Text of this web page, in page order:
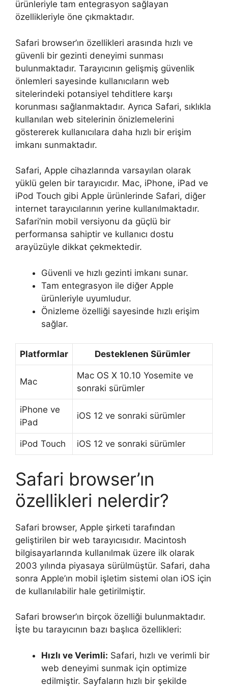
ürünleriyle tam entegrasyon sağlayan
özellikleriyle öne çıkmaktadır.
Safari browser’ın özellikleri arasında hızlı ve
güvenli bir gezinti deneyimi sunması
bulunmaktadır. Tarayıcının gelişmiş güvenlik
önlemleri sayesinde kullanıcıların web
sitelerindeki potansiyel tehditlere karşı
korunması sağlanmaktadır. Ayrıca Safari, sıklıkla
kullanılan web sitelerinin önizlemelerini
göstererek kullanıcılara daha hızlı bir erişim
imkanı sunmaktadır.
Safari, Apple cihazlarında varsayılan olarak
yüklü gelen bir tarayıcıdır. Mac, iPhone, iPad ve
iPod Touch gibi Apple ürünlerinde Safari, diğer
internet tarayıcılarının yerine kullanılmaktadır.
Safari’nin mobil versiyonu da güçlü bir
performansa sahiptir ve kullanıcı dostu
arayüzüyle dikkat çekmektedir.
Güvenli ve hızlı gezinti imkanı sunar.
Tam entegrasyon ile diğer Apple
ürünleriyle uyumludur.
Önizleme özelliği sayesinde hızlı erişim
sağlar.
Platformlar Desteklenen Sürümler
Mac
Mac OS X 10.10 Yosemite ve
sonraki sürümler
iPhone ve
iPad
iOS 12 ve sonraki sürümler
iPod Touch iOS 12 ve sonraki sürümler
Safari browser’ın
özellikleri nelerdir?
Safari browser, Apple şirketi tarafından
geliştirilen bir web tarayıcısıdır. Macintosh
bilgisayarlarında kullanılmak üzere ilk olarak
2003 yılında piyasaya sürülmüştür. Safari, daha
sonra Apple’ın mobil işletim sistemi olan iOS için
de kullanılabilir hale getirilmiştir.
Safari browser’ın birçok özelliği bulunmaktadır.
İşte bu tarayıcının bazı başlıca özellikleri:
Hızlı ve Verimli: Safari, hızlı ve verimli bir
web deneyimi sunmak için optimize
edilmiştir. Sayfaların hızlı bir şekilde